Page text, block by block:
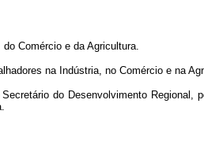
Comércio e da Agricultura.
na Indústria, no Comércio e na
do Desenvolvimento Regional,